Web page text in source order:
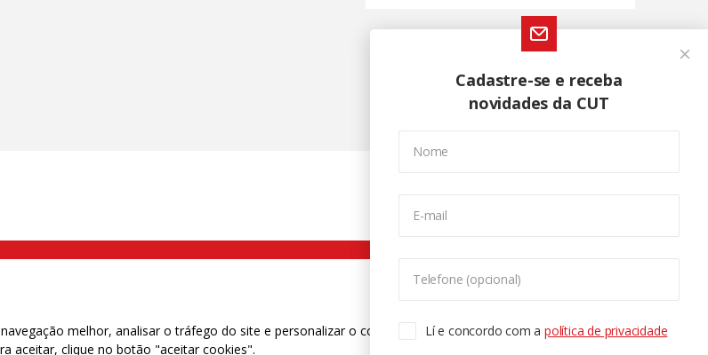
Cadastre-se e receba
novidades da CUT
Nome
E-mail
Telefone (opcional)
Lí e concordo com apolítica de privacidade
SP | Telefone (11) 2108 9200 - Fax (11) 2108 9310
melhor, analisar o tráfego do site e personalizar o conteúdo. Para saber mais
aceitar, clique no botão "aceitar cookies".